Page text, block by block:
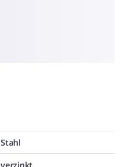
Stahl